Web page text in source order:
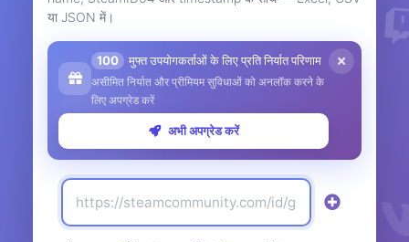
या JSON में।
100 मुफ्त उपयोगकर्ताओं के लिए प्रति निर्यात परिणाम
असीमित निर्यात और प्रीमियम सुविधाओं को अनलॉक करने के
लिए अपग्रेड करें
अभी अपग्रेड करें